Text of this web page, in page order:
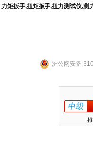
力矩扳手,扭矩扳手,扭力测试仪,测
沪公网安备